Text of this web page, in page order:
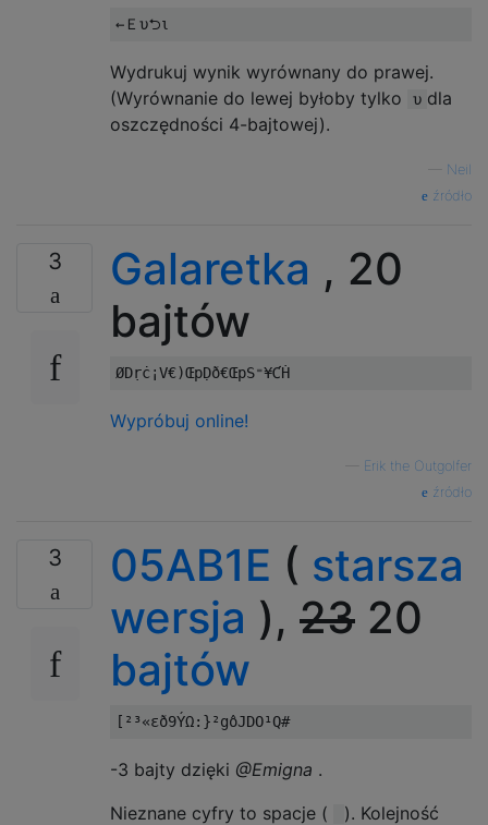
Wydrukuj wynik wyrównany do prawej.
(Wyrównanie do lewej byłoby tylko
υ dla
oszczędności 4-bajtowej).
Neil
źródło
3 Galaretka , 20
bajtów
Wypróbuj online!
Erik the Outgolfer
źródło
3 05AB1E ( starsza
wersja ), 23 20
bajtów
-3 bajty dzięki @Emigna .
Nieznane cyfry to spacje (
). Kolejność